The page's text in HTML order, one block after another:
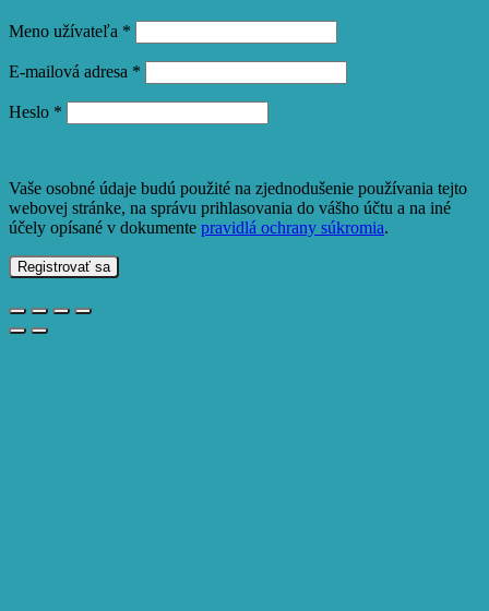
Meno užívateľa *
E-mailová adresa *
Heslo *
Vaše osobné údaje budú použité na zjednodušenie používania tejto
webovej stránke, na správu prihlasovania do vášho účtu a na iné
účely opísané v dokumente pravidlá ochrany súkromia.
Registrovať sa